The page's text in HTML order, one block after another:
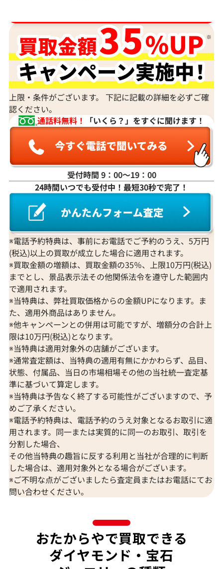
K18WG ダイヤモンド ネックレス 3.31ct
参考買取価格
1,274,000円
2026年3月11日時点
K18 ダイヤモン
参考買取価格
1,251,000
2026年2月11日
K18 ブルートパーズ・ダイヤモンド
65.57・0.26・0.06ct
参考買取価格
309,000円
2026年7月10日時点
D0.15ct
297,000円
2026年7月10日
上限・条件がございます。 下記に記載の詳細を必ずご確
認ください。
通話料無料！
「いくら？」をすぐに聞けます！
受付時間 9：00〜19：00
24時間いつでも受付中！最短30秒で完了！
※電話予約特典は、事前にお電話でご予約のうえ、5万円
(税込)以上の買取が成立した場合に適用されます。
※買取金額の増額は、買取金額の35％、上限10万円(税込)
までとし、景品表示法その他関係法令を遵守した範囲内
で適用されます。
※当特典は、弊社買取価格からの金額UPになります。ま
た、適用外商品はありません。
※他キャンペーンとの併用は可能ですが、増額分の合計上
限は10万円(税込)となります。
※当特典は適用対象外の店舗がございます。
※通常査定額は、当特典の適用有無にかかわらず、品目、
状態、付属品、当日の市場相場その他の当社統一査定基
準に基づいて算定します。
※当特典は予告なく終了する可能性がございますので、予
めご了承ください。
※電話予約特典は、電話予約のうえ対象となるお取引に適
用されます。同一または実質的に同一のお取引、取引を
分割した場合、
その他当特典の趣旨に反する利用と当社が合理的に判断
した場合は、適用対象外となる場合がございます。
※ご不明な点がございましたら査定員またはお電話にてお
問い合わせください。
おたからやで買取できる
ダイヤモンド・宝石